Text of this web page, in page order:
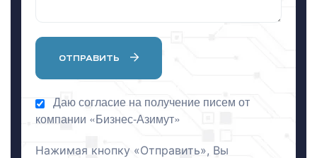
ОТПРАВИТЬ
Даю согласие на получение писем от
компании «Бизнес-Азимут»
Нажимая кнопку «Отправить», Вы